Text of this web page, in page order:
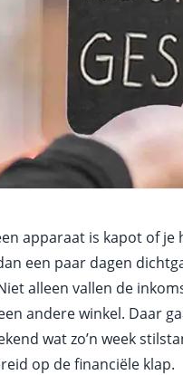
apparaat is kapot of
een paar dagen
alleen vallen de
andere winkel. Daar
wat zo’n week
op de financiële klap.